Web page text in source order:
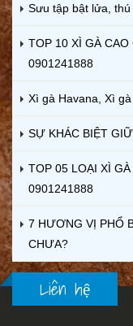
Sưu tập bật lửa,
TOP 10 XÌ GÀ CAO
0901241888
Xì gà Havana, Xì
SỰ KHÁC BIỆT
TOP 05 LOẠI XÌ
0901241888
7 HƯƠNG VỊ PHỔ
CHƯA?
Liên hệ